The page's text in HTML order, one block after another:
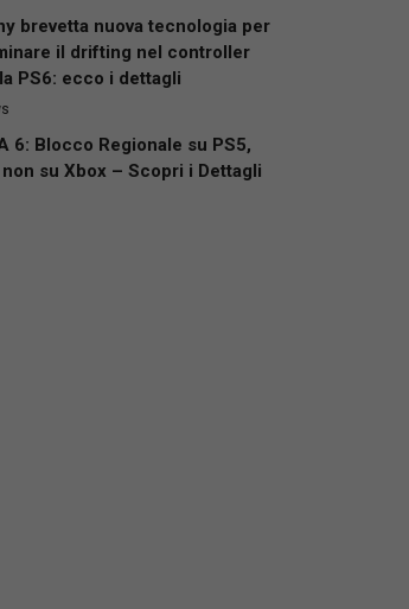
brevetta nuova tecnologia per
il drifting nel controller
PS6: ecco i dettagli
6: Blocco Regionale su PS5,
non su Xbox – Scopri i Dettagli